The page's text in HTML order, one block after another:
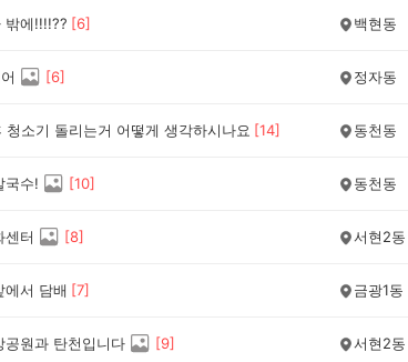
밖에!!!!?? [6] 백현동
[6] 정자동
청소기 돌리는거 어떻게 생각하시나요 [14] 동천동
국수! [10] 동천동
센터 [8] 서현2동
에서 담배 [7] 금광1동
공원과 탄천입니다 [9] 서현2동